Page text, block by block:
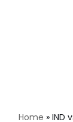
Home » IND